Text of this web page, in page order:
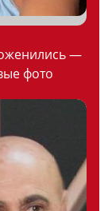
—
фото